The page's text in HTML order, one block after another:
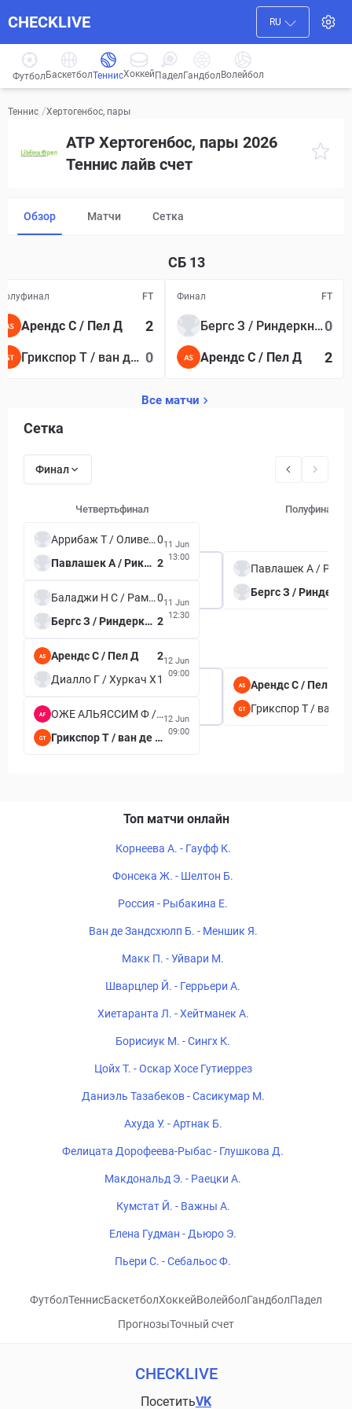
CHECKLIVE RU
Футбол БаскетболТеннисХоккей ПаделГандбол Волейбол
Теннис /Хертогенбос, пары
ATP Хертогенбос, пары 2026
Теннис лайв счет
Обзор Матчи Сетка
FT
Арендс С / Пел Д 2
Грикспор Т / ван де Зандсюлп Б 0
СБ 13
Финал FT
Бергс З / Риндеркнех А0
Арендс С / Пел Д 2
Все матчи
Сетка
Финал
Четвертьфинал
Аррибаж Т / Оливетти А0
Павлашек А / Рикл П 2
11 Jun
13:00
Баладжи Н С / Рам Р0
Бергс З / Риндеркнех А 2
11 Jun
12:30
Арендс С / Пел Д
2
Диалло Г / Хуркач Х1
12 Jun
09:00
ОЖЕ АЛЬЯССИМ Ф / ШАПОВАЛОВ Д
Грикспор Т / ван де Зандсюлп Б
12 Jun
09:00
Полуфинал
Арендс С / Пел Д
Топ матчи онлайн
Корнеева А. - Гауфф К.
Фонсека Ж. - Шелтон Б.
Россия - Рыбакина Е.
Ван де Зандсхюлп Б. - Меншик Я.
Макк П. - Уйвари М.
Шварцлер Й. - Геррьери А.
Хиетаранта Л. - Хейтманек А.
Борисиук М. - Сингх К.
Цойх Т. - Оскар Хосе Гутиеррез
Даниэль Тазабеков - Сасикумар М.
Ахуда У. - Артнак Б.
Фелицата Дорофеева-Рыбас - Глушкова Д.
Макдональд Э. - Раецки А.
Кумстат Й. - Важны А.
Елена Гудман - Дьюро Э.
Пьери С. - Себальос Ф.
ФутболТеннисБаскетболХоккейВолейболГандболПадел
ПрогнозыТочный счет
CHECKLIVE
ПосетитьVK